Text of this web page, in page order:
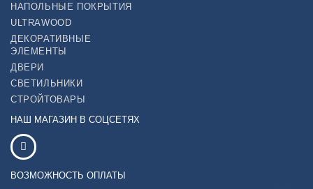
НАПОЛЬНЫЕ ПОКРЫТИЯ
ULTRAWOOD
ДЕКОРАТИВНЫЕ
ЭЛЕМЕНТЫ
ДВЕРИ
СВЕТИЛЬНИКИ
СТРОЙТОВАРЫ
НАШ МАГАЗИН В СОЦСЕТЯХ
ВОЗМОЖНОСТЬ ОПЛАТЫ